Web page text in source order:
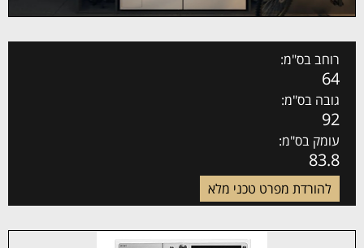
רוחב בס"מ:
64
גובה בס"מ:
92
עומק בס"מ:
83.8
להורדת מפרט טכני מלא